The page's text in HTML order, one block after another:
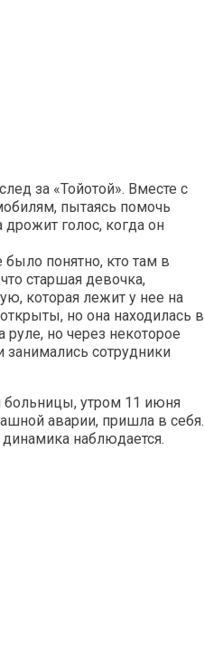
за «Тойотой». Вместе с
пытаясь помочь
голос, когда он
понятно, кто там в
старшая девочка,
которая лежит у нее на
но она находилась в
но через некоторое
сотрудники
больницы, утром 11 июня
аварии, пришла в себя.
наблюдается.